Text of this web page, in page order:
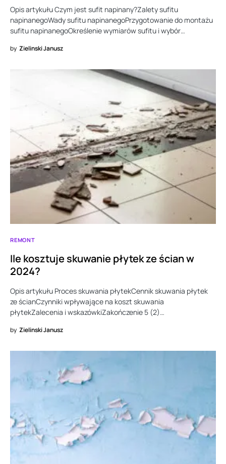
Opis artykułu Czym jest sufit napinany?Zalety sufitu
napinanegoWady sufitu napinanegoPrzygotowanie do montażu
sufitu napinanegoOkreślenie wymiarów sufitu i wybór…
by Zielinski Janusz
REMONT
Ile kosztuje skuwanie płytek ze ścian w
2024?
Opis artykułu Proces skuwania płytekCennik skuwania płytek
ze ścianCzynniki wpływające na koszt skuwania
płytekZalecenia i wskazówkiZakończenie 5 (2)…
by Zielinski Janusz